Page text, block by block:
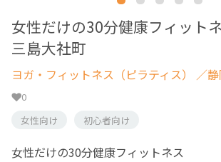
女性だけの30分健康フィット
三島大社町
ヨガ・フィットネス（ピラティス） ／
0
女性向け
初心者向け
女性だけの30分健康フィットネス